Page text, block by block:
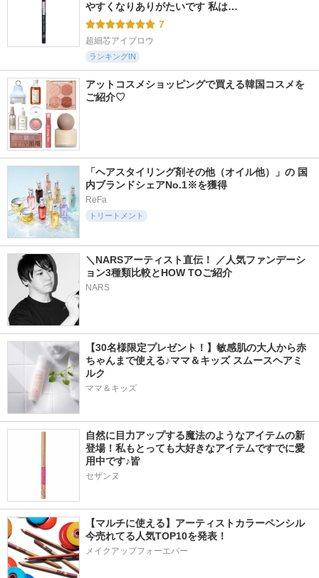
やすくなりありがたいです 私は…
7
超細芯アイブロウ
ランキングIN
アットコスメショッピングで買える韓国コスメを
ご紹介♡
「ヘアスタイリング剤その他（オイル他）」の 国
内ブランドシェアNo.1※を獲得
ReFa
トリートメント
＼NARSアーティスト直伝！ ／人気ファンデーシ
ョン3種類比較とHOW TOご紹介
NARS
【30名様限定プレゼント！】敏感肌の大人から赤
ちゃんまで使える♪ママ＆キッズ スムースヘアミ
ルク
ママ＆キッズ
自然に目力アップする魔法のようなアイテムの新
登場！私もとっても大好きなアイテムですでに愛
用中です♪皆
セザンヌ
【マルチに使える】アーティストカラーペンシル
今売れてる人気TOP10を発表！
メイクアップフォーエバー